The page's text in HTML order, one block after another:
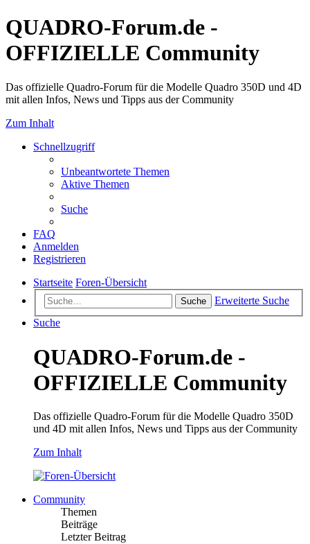
QUADRO-Forum.de -
OFFIZIELLE Community
Das offizielle Quadro-Forum für die Modelle Quadro 350D und 4D
mit allen Infos, News und Tipps aus der Community
Zum Inhalt
Schnellzugriff
Unbeantwortete Themen
Aktive Themen
Suche
FAQ
Anmelden
Registrieren
Startseite Foren-Übersicht
Suche
Erweiterte Suche
Suche
QUADRO-Forum.de -
OFFIZIELLE Community
Das offizielle Quadro-Forum für die Modelle Quadro 350D
und 4D mit allen Infos, News und Tipps aus der Community
Zum Inhalt
Community
Themen
Beiträge
Letzter Beitrag